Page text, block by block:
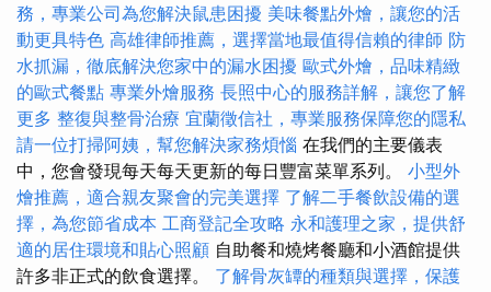
務，專業公司為您解決鼠患困擾 美味餐點外燴，讓您的活
動更具特色 高雄律師推薦，選擇當地最值得信賴的律師 防
水抓漏，徹底解決您家中的漏水困擾 歐式外燴，品味精緻
的歐式餐點 專業外燴服務 長照中心的服務詳解，讓您了解
更多 整復與整骨治療 宜蘭徵信社，專業服務保障您的隱私
請一位打掃阿姨，幫您解決家務煩惱 在我們的主要儀表
中，您會發現每天每天更新的每日豐富菜單系列。 小型外
燴推薦，適合親友聚會的完美選擇 了解二手餐飲設備的選
擇，為您節省成本 工商登記全攻略 永和護理之家，提供舒
適的居住環境和貼心照顧 自助餐和燒烤餐廳和小酒館提供
許多非正式的飲食選擇。 了解骨灰罈的種類與選擇，保護